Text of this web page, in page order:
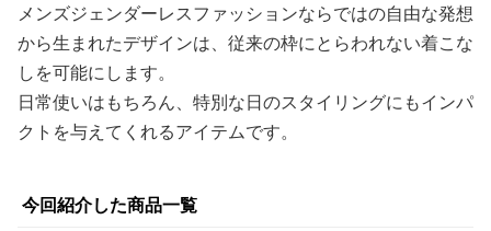
メンズジェンダーレスファッションならではの自由な発想
から生まれたデザインは、従来の枠にとらわれない着こな
しを可能にします。
日常使いはもちろん、特別な日のスタイリングにもインパ
クトを与えてくれるアイテムです。
今回紹介した商品一覧